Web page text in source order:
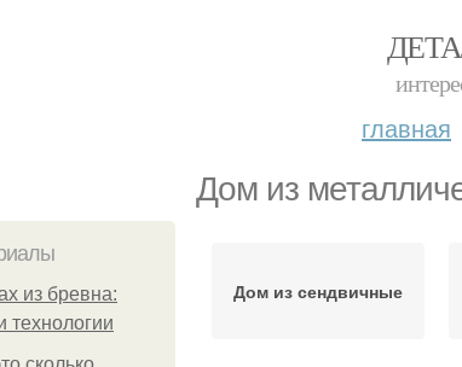
главная
Дом из
из бревна:
технологии
Дом из сендвичные